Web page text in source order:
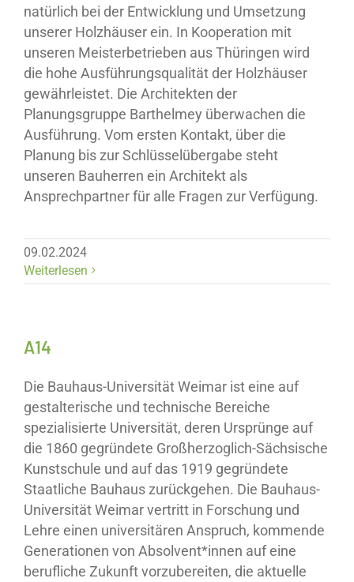
natürlich bei der Entwicklung und Umsetzung
unserer Holzhäuser ein. In Kooperation mit
unseren Meisterbetrieben aus Thüringen wird
die hohe Ausführungsqualität der Holzhäuser
gewährleistet. Die Architekten der
Planungsgruppe Barthelmey überwachen die
Ausführung. Vom ersten Kontakt, über die
Planung bis zur Schlüsselübergabe steht
unseren Bauherren ein Architekt als
Ansprechpartner für alle Fragen zur Verfügung.
09.02.2024
Weiterlesen
A14
Die Bauhaus-Universität Weimar ist eine auf
gestalterische und technische Bereiche
spezialisierte Universität, deren Ursprünge auf
die 1860 gegründete Großherzoglich-Sächsische
Kunstschule und auf das 1919 gegründete
Staatliche Bauhaus zurückgehen. Die Bauhaus-
Universität Weimar vertritt in Forschung und
Lehre einen universitären Anspruch, kommende
Generationen von Absolvent*innen auf eine
berufliche Zukunft vorzubereiten, die aktuelle